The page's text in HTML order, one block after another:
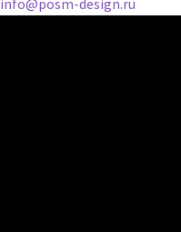
info@posm-design.ru